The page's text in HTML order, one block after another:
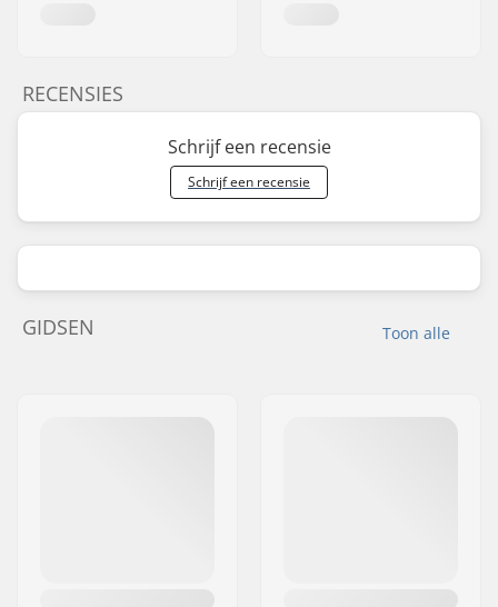
RECENSIES
Schrijf een recensie
Schrijf een recensie
Toon alle
GIDSEN